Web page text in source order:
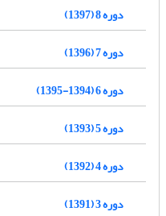
دوره 8 (1397)
دوره 7 (1396)
دوره 6 (1394-1395)
دوره 5 (1393)
دوره 4 (1392)
دوره 3 (1391)